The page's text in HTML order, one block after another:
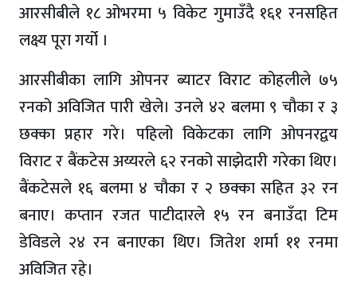
आरसीबीले १८ ओभरमा ५ विकेट गुमाउँदै १६१ रनसहित
लक्ष्य पूरा गर्यो ।
आरसीबीका लागि ओपनर ब्याटर विराट कोहलीले ७५
रनको अविजित पारी खेले। उनले ४२ बलमा ९ चौका र ३
छक्का प्रहार गरे। पहिलो विकेटका लागि ओपनरद्वय
विराट र बैंकटेस अय्यरले ६२ रनको साझेदारी गरेका थिए।
बैंकटेसले १६ बलमा ४ चौका र २ छक्का सहित ३२ रन
बनाए। कप्तान रजत पाटीदारले १५ रन बनाउँदा टिम
डेविडले २४ रन बनाएका थिए। जितेश‌ शर्मा ११ रनमा
अविजित रहे।